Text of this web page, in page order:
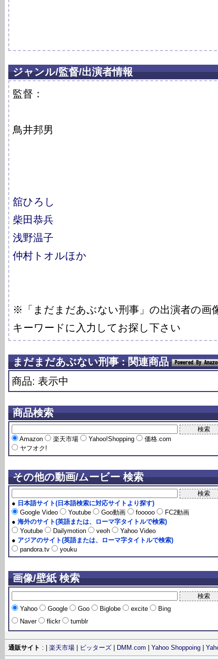
ジャンル/監督/出演者情報
監督：
鳥井邦男
舘ひろし
柴田恭兵
浅野温子
仲村トオルほか
※「まだまだあぶない刑事」の出演者の画
キーワードに入力してお探し下さい
まだまだあぶない刑事 : 関連商品
商品: 表示中
商品検索
Amazon 楽天市場 Yahoo!Shopping
価格.com
ヤフオク!
その他の動画/ムービー 検索
● 日本語サイト(日本語検索に対応サイトより探す)
Google Video
Youtube Goo動画 fooooo
FC2動画
● 海外のサイト(英語または、ローマ字タイトルで検索)
Youtube
Dailymotion veoh
Yahoo Video
● アジアのサイト(英語または、ローマ字タイトルで検索)
pandora.tv
youku
画像/壁紙 検索
Yahoo Google Goo Biglobe excite
Bing
Naver
flickr tumblr
通販サイト : | 楽天市場 ビッターズ DMM.com Yahoo Shoppoing